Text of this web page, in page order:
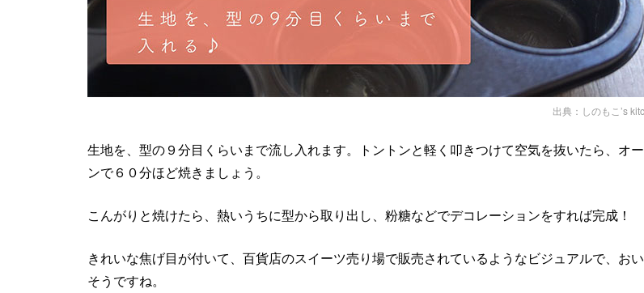
出典： しのもこ’s
生地を、型の９分目くらいまで流し入れます。トントンと軽く叩きつけて空気を抜いたら、オ
ンで６０分ほど焼きましょう。
こんがりと焼けたら、熱いうちに型から取り出し、粉糖などでデコレーションをすれば完成！
きれいな焦げ目が付いて、百貨店のスイーツ売り場で販売されているようなビジュアルで、お
そうですね。